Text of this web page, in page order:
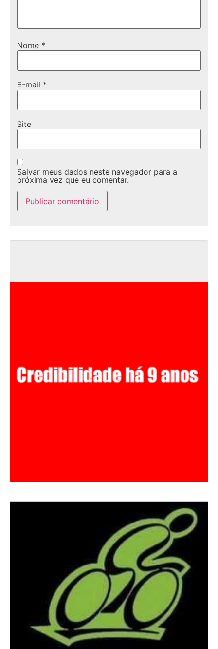
Nome *
E-mail *
Site
Salvar meus dados neste navegador para a
próxima vez que eu comentar.